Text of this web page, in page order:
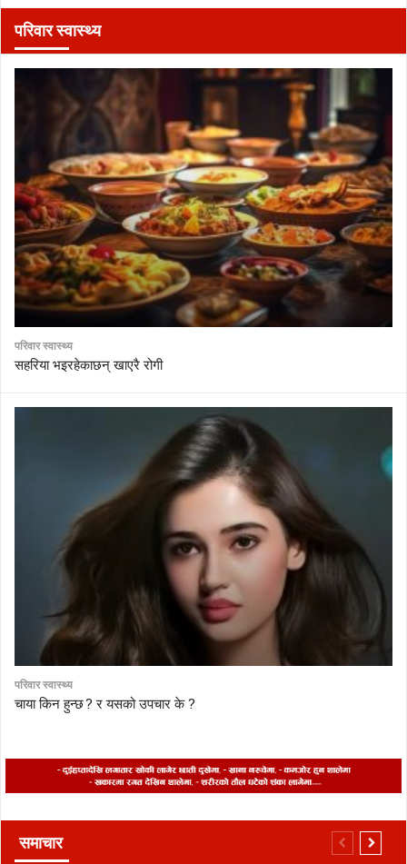
परिवार स्वास्थ्य
परिवार स्वास्थ्य
सहरिया भइरहेकाछन् खाएरै रोगी
परिवार स्वास्थ्य
चाया किन हुन्छ ? र यसको उपचार के ?
समाचार